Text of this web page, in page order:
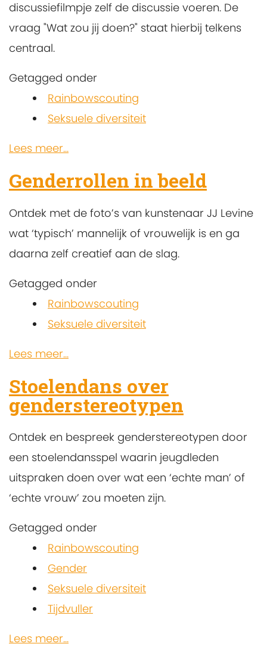
discussiefilmpje zelf de discussie voeren. De
vraag "Wat zou jij doen?" staat hierbij telkens
centraal.
Getagged onder
Rainbowscouting
Seksuele diversiteit
Lees meer...
Genderrollen in beeld
Ontdek met de foto’s van kunstenaar JJ Levine
wat ‘typisch’ mannelijk of vrouwelijk is en ga
daarna zelf creatief aan de slag.
Getagged onder
Rainbowscouting
Seksuele diversiteit
Lees meer...
Stoelendans over
genderstereotypen
Ontdek en bespreek genderstereotypen door
een stoelendansspel waarin jeugdleden
uitspraken doen over wat een ‘echte man’ of
‘echte vrouw’ zou moeten zijn.
Getagged onder
Rainbowscouting
Gender
Seksuele diversiteit
Tijdvuller
Lees meer...